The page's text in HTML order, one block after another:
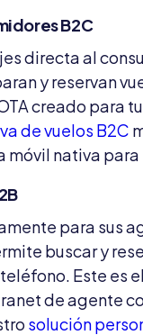
B2C
directa al
y reservan
creado para
de vuelos B2C
nativa para
para sus
buscar y
Este es
de agente
solución